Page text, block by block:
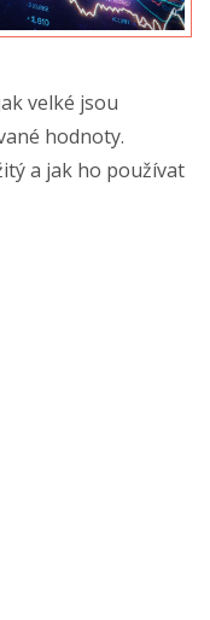
velké jsou
hodnoty.
a jak ho používat